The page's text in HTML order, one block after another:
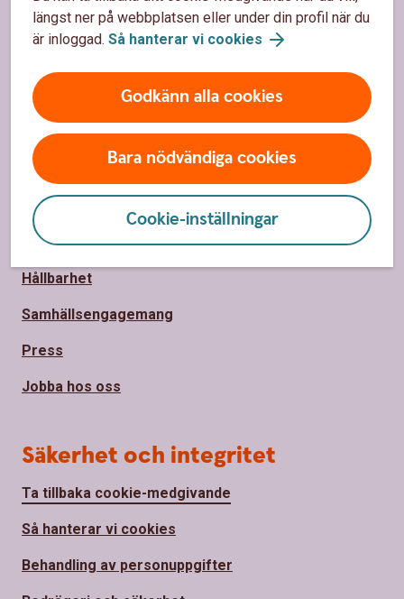
längst ner på webbplatsen eller under din profil när du
är inloggad. Så hanterar vi cookies
Godkänn alla cookies
Bara nödvändiga cookies
Cookie-inställningar
Spärrhjälp
Bli kund
Priser, räntor och kurser
Om oss
Om Sparbanken Alingsås
Hållbarhet
Samhällsengagemang
Press
Jobba hos oss
Säkerhet och integritet
Ta tillbaka cookie-medgivande
Så hanterar vi cookies
Behandling av personuppgifter